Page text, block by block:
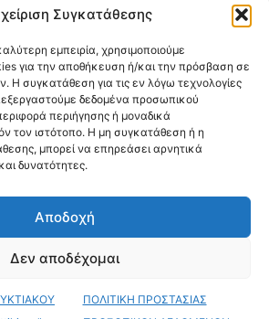
Συγκατάθεσης
εμπειρία, χρησιμοποιούμε
για την αποθήκευση ή/και την πρόσβαση σε
Η συγκατάθεση για τις εν λόγω τεχνολογίες
δεδομένα προσωπικού
περιήγησης ή μοναδικά
τον ιστότοπο. Η μη συγκατάθεση ή η
μπορεί να επηρεάσει αρνητικά
δυνατότητες.
Αποδοχή
Δεν αποδέχομαι
ΠΟΛΙΤΙΚΗ ΠΡΟΣΤΑΣΙΑΣ
info@neologosattikis.gr
ΜΑΣ
Όροι Χρήσης
ΑΤΤΙΚΗΣ • All Rights Reserved •